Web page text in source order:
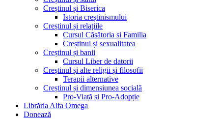
Creștinul și Biserica
Istoria creștinismului
Creștinul și relațiile
Cursul Căsătoria și Familia
Creștinul și sexualitatea
Creștinul și banii
Cursul Liber de datorii
Creștinul și alte religii și filosofii
Terapii alternative
Creștinul și dimensiunea socială
Pro-Viață și Pro-Adopție
Librăria Alfa Omega
Donează